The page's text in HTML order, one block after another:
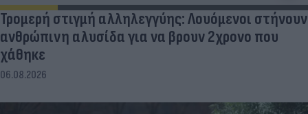
Τρομερή στιγμή αλληλεγγύης: Λουόμενοι στήνουν
ανθρώπινη αλυσίδα για να βρουν 2χρονο που
χάθηκε
06.08.2026